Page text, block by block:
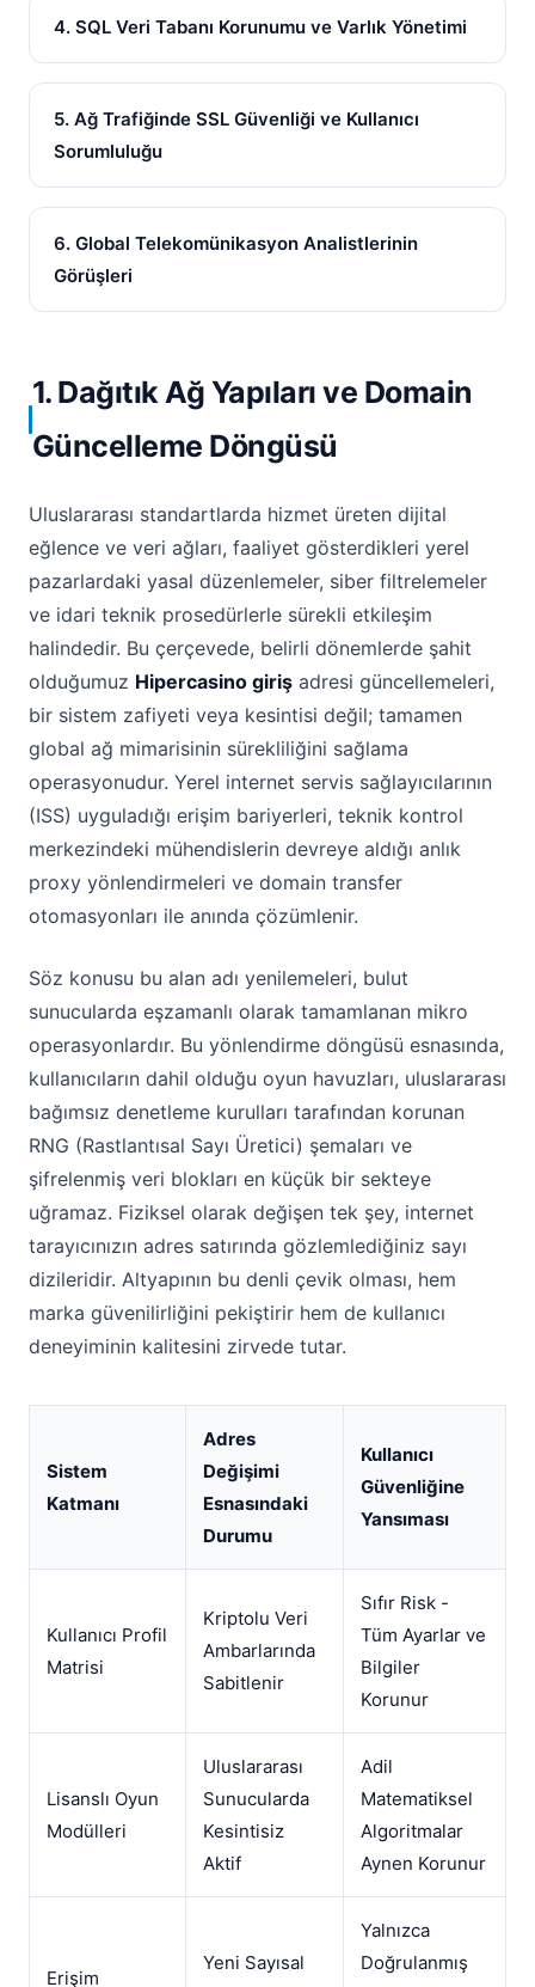
4. SQL Veri Tabanı Korunumu ve Varlık Yönetimi
5. Ağ Trafiğinde SSL Güvenliği ve Kullanıcı
Sorumluluğu
6. Global Telekomünikasyon Analistlerinin
Görüşleri
1. Dağıtık Ağ Yapıları ve Domain
Güncelleme Döngüsü
Uluslararası standartlarda hizmet üreten dijital
eğlence ve veri ağları, faaliyet gösterdikleri yerel
pazarlardaki yasal düzenlemeler, siber filtrelemeler
ve idari teknik prosedürlerle sürekli etkileşim
halindedir. Bu çerçevede, belirli dönemlerde şahit
olduğumuz Hipercasino giriş adresi güncellemeleri,
bir sistem zafiyeti veya kesintisi değil; tamamen
global ağ mimarisinin sürekliliğini sağlama
operasyonudur. Yerel internet servis sağlayıcılarının
(ISS) uyguladığı erişim bariyerleri, teknik kontrol
merkezindeki mühendislerin devreye aldığı anlık
proxy yönlendirmeleri ve domain transfer
otomasyonları ile anında çözümlenir.
Söz konusu bu alan adı yenilemeleri, bulut
sunucularda eşzamanlı olarak tamamlanan mikro
operasyonlardır. Bu yönlendirme döngüsü esnasında,
kullanıcıların dahil olduğu oyun havuzları, uluslararası
bağımsız denetleme kurulları tarafından korunan
RNG (Rastlantısal Sayı Üretici) şemaları ve
şifrelenmiş veri blokları en küçük bir sekteye
uğramaz. Fiziksel olarak değişen tek şey, internet
tarayıcınızın adres satırında gözlemlediğiniz sayı
dizileridir. Altyapının bu denli çevik olması, hem
marka güvenilirliğini pekiştirir hem de kullanıcı
deneyiminin kalitesini zirvede tutar.
Sistem
Katmanı
Adres
Değişimi
Esnasındaki
Durumu
Kullanıcı
Güvenliğine
Yansıması
Kullanıcı Profil
Matrisi
Kriptolu Veri
Ambarlarında
Sabitlenir
Sıfır Risk -
Tüm Ayarlar ve
Bilgiler
Korunur
Lisanslı Oyun
Modülleri
Uluslararası
Sunucularda
Kesintisiz
Aktif
Adil
Matematiksel
Algoritmalar
Aynen Korunur
Erişim
Yeni Sayısal
Yalnızca
Doğrulanmış